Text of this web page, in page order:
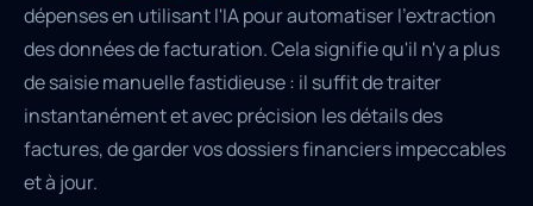
dépenses en utilisant l'IA pour automatiser l'extraction
des données de facturation. Cela signifie qu'il n'y a plus
de saisie manuelle fastidieuse : il suffit de traiter
instantanément et avec précision les détails des
factures, de garder vos dossiers financiers impeccables
et à jour.